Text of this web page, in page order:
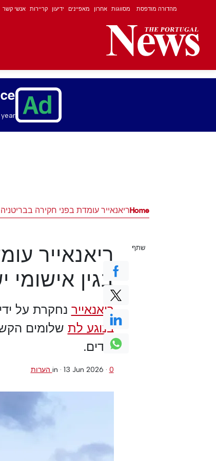
מהדורה מודפסת מסווגות אחרון מאפיינים ידיעון קריירות אנשי קשר
Homeריאנאייר עומדת בפני חקירה
ריאנאייר
בגין
ריאנאייר נחקרת על
בנוגע לת שלומים
ילדים.
in · 13 Jun 2026 · 0 הערות
שתף